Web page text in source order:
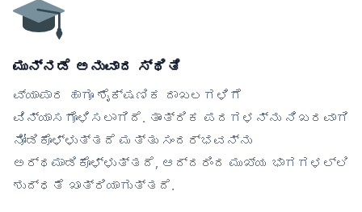
ಮುನ್ನಡೆ ಅನುವಾದ ಸ್ಥಿತಿ
ವ್ಯಾಪಾರ ಹಾಗೂ ಶೈಕ್ಷಣಿಕ ದಾಖಲಗಳಿಗೆ
ವಿನ್ಯಾಸಗೊಳಿಸಲಾಗಿದೆ. ತಾಂತ್ರಿಕ ಪದಗಳನ್ನು ನಿಖರವಾಗಿ
ನೋಡಿಕೊಳ್ಳುತ್ತದೆ ಮತ್ತು ಸಂದರ್ಭವನ್ನು
ಅರ್ಥಮಾಡಿಕೊಳ್ಳುತ್ತದೆ, ಆದ್ದರಿಂದ ಮುಖ್ಯ ಭಾಗಗಳಲ್ಲಿ
ಶುದ್ಧತೆ ಖಾತ್ರಿಯಾಗುತ್ತದೆ.